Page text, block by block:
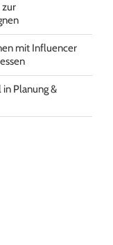
zur
mit Influencer
Planung &